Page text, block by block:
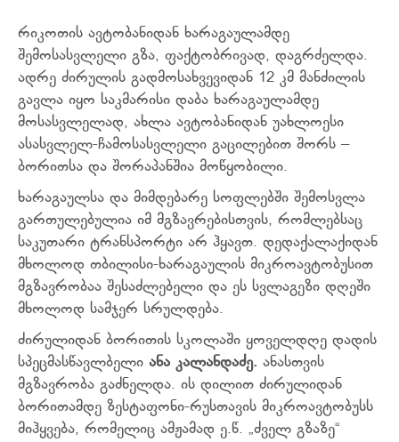
რიკოთის ავტობანიდან ხარაგაულამდე
შემოსასვლელი გზა, ფაქტობრივად, დაგრძელდა.
ადრე ძირულის გადმოსახვევიდან 12 კმ მანძილის
გავლა იყო საკმარისი დაბა ხარაგაულამდე
მოსასვლელად, ახლა ავტობანიდან უახლოესი
ასასვლელ-ჩამოსასვლელი გაცილებით შორს –
ბორითსა და შორაპანშია მოწყობილი.
ხარაგაულსა და მიმდებარე სოფლებში შემოსვლა
გართულებულია იმ მგზავრებისთვის, რომლებსაც
საკუთარი ტრანსპორტი არ ჰყავთ. დედაქალაქიდან
მხოლოდ თბილისი-ხარაგაულის მიკროავტობუსით
მგზავრობაა შესაძლებელი და ეს სვლაგეზი დღეში
მხოლოდ სამჯერ სრულდება.
ძირულიდან ბორითის სკოლაში ყოველდღე დადის
სპეცმასწავლბელი ანა კალანდაძე. ანასთვის
მგზავრობა გაძნელდა. ის დილით ძირულიდან
ბორითამდე ზესტაფონი-რუსთავის მიკროავტობუსს
მიჰყვება, რომელიც ამჟამად ე.წ. „ძველ გზაზე“